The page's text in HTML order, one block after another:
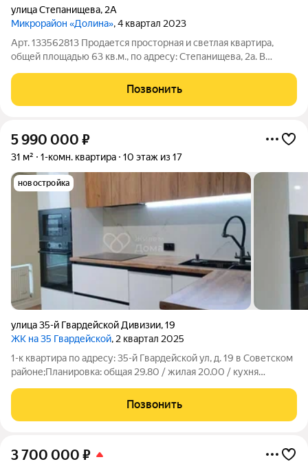
улица Степанищева, 2А
Микрорайон «Долина», 4 квартал 2023
Арт. 133562813 Продается просторная и светлая квартира,
общей площадью 63 кв.м., по адресу: Степанищева, 2а. В
атмосферу уюта и элегантности. Особое внимание было
уделено деталям, чтобы обеспечить
Позвонить
5 990 000 ₽
31 м² 1-комн. квартира 10 этаж из 17
новостройка
улица 35-й Гвардейской Дивизии,19
ЖК на 35 Гвардейской, 2 квартал 2025
1-к квартира по адресу: 35-й Гвардейской ул, д. 19 в Советском
районе;Планировка: общая 29.80 / жилая 20.00 / кухня
Пластиковые окна. На полу ламинат. Есть застекленный
пластиком балконПри продаже
Позвонить
3 700 000 ₽